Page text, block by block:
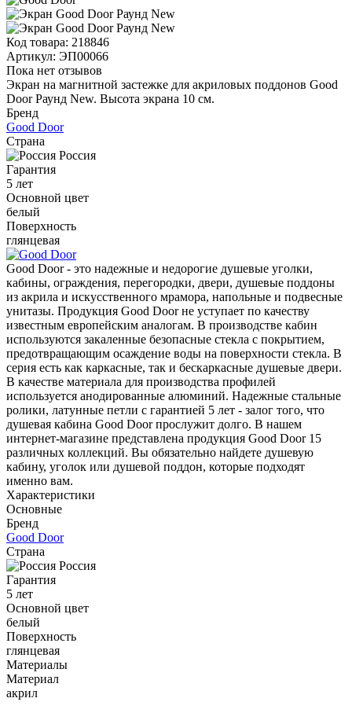
Код товара: 218846
Артикул: ЭП00066
Пока нет отзывов
Экран на магнитной застежке для акриловых поддонов Good
Door Раунд New. Высота экрана 10 см.
Бренд
Good Door
Страна
Россия
Гарантия
5 лет
Основной цвет
белый
Поверхность
глянцевая
Good Door - это надежные и недорогие душевые уголки,
кабины, ограждения, перегородки, двери, душевые поддоны
из акрила и искусственного мрамора, напольные и подвесные
унитазы. Продукция Good Door не уступает по качеству
известным европейским аналогам. В производстве кабин
используются закаленные безопасные стекла с покрытием,
предотвращающим осаждение воды на поверхности стекла. В
серия есть как каркасные, так и бескаркасные душевые двери.
В качестве материала для производства профилей
используется анодированные алюминий. Надежные стальные
ролики, латунные петли с гарантией 5 лет - залог того, что
душевая кабина Good Door прослужит долго. В нашем
интернет-магазине представлена продукция Good Door 15
различных коллекций. Вы обязательно найдете душевую
кабину, уголок или душевой поддон, которые подходят
именно вам.
Характеристики
Основные
Бренд
Good Door
Страна
Россия
Гарантия
5 лет
Основной цвет
белый
Поверхность
глянцевая
Материалы
Материал
акрил